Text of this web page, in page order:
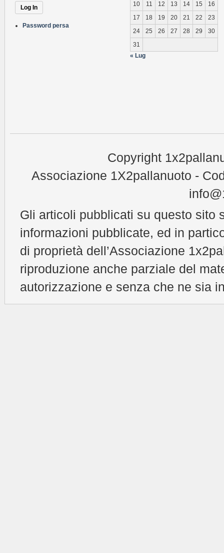
Password persa
10
11 12 13 14 15
16
17
18 19 20 21 22
23
24
25 26 27 28 29
30
31
« Lug
Copyright
Associazione 1X2pallanuoto -
Gli articoli pubblicati su questo sito
informazioni pubblicate, ed in
di proprietà dell’Associazione
riproduzione anche parziale del
autorizzazione e senza che ne sia